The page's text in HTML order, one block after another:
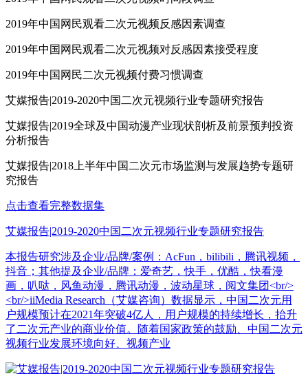
2019年中国网民观看二次元视频反感因素调查
2019年中国网民观看二次元视频对反感因素接受程度
2019年中国网民二次元视频付费习惯调查
艾媒报告|2019-2020中国二次元视频行业专题研究报告
艾媒报告|2019全球及中国动漫产业现状剖析及前景预判投资
分析报告
艾媒报告|2018上半年中国二次元市场监测与发展趋势专题研
究报告
点击查看完整数据集
艾媒报告|2019-2020中国二次元视频行业专题研究报告
本报告研究涉及企业/品牌/案例：AcFun，bilibili，腾讯视频，
抖音；其他提及企业/品牌：爱奇艺，快手，优酷，快看漫
画，叭哒，风鱼动漫，腾讯动漫，波动星球，阅文集团<br/>
<br/>iiMedia Research（艾媒咨询）数据显示，中国二次元用
户规模预计在2021年突破4亿人，用户规模的持续增长，抬升
了二次元产业的商业价值。随着国家政策的鼓励、中国二次元
视频行业发展环境向好、视频产业